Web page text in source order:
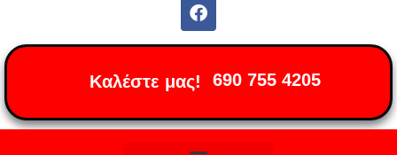
Καλέστε μας! 690 755 4205